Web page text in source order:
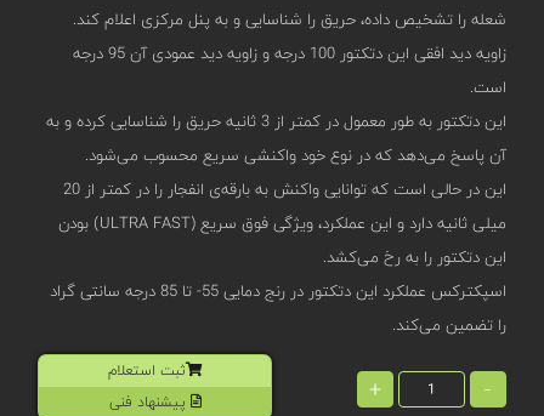
شعله را تشخیص داده، حریق را شناسایی و به پنل مرکزی اعلام کند.
زاویه دید افقی این دتکتور 100 درجه و زاویه دید عمودی آن 95 درجه
است.
این دتکتور به طور معمول در کمتر از 3 ثانیه حریق را شناسایی کرده و به
آن پاسخ می‌دهد که در نوع خود واکنشی سریع محسوب می‌شود.
این در حالی است که توانایی واکنش به بارقه‌ی انفجار را در کمتر از 20
میلی ثانیه دارد و این عملکرد، ویژگی فوق سریع (ULTRA FAST) بودن
این دتکتور را به رخ می‌کشد.
اسپکترکس عملکرد این دتکتور در رنج دمایی 55- تا 85 درجه سانتی گراد
را تضمین می‌کند.
-
+
ثبت استعلام
پیشنهاد فنی